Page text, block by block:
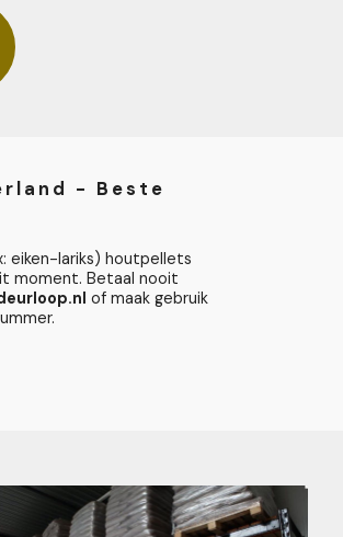
- Beste
eiken-lariks) houtpellets
moment. Betaal nooit
of maak gebruik